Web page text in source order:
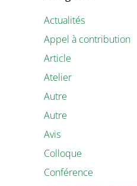
Actualités
Appel à contribution
Article
Atelier
Autre
Autre
Avis
Colloque
Conférence